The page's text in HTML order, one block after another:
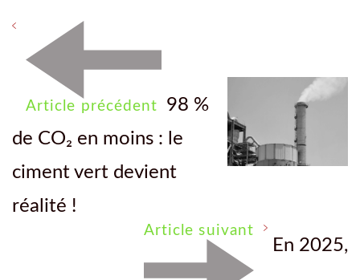
Article précédent
98 %
de CO₂ en moins : le
ciment vert devient
réalité !
Article suivant
En 2025,